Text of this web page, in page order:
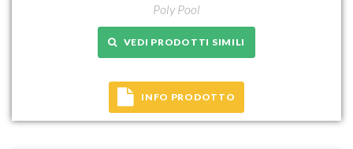
Poly Pool
VEDI PRODOTTI SIMILI
INFO PRODOTTO